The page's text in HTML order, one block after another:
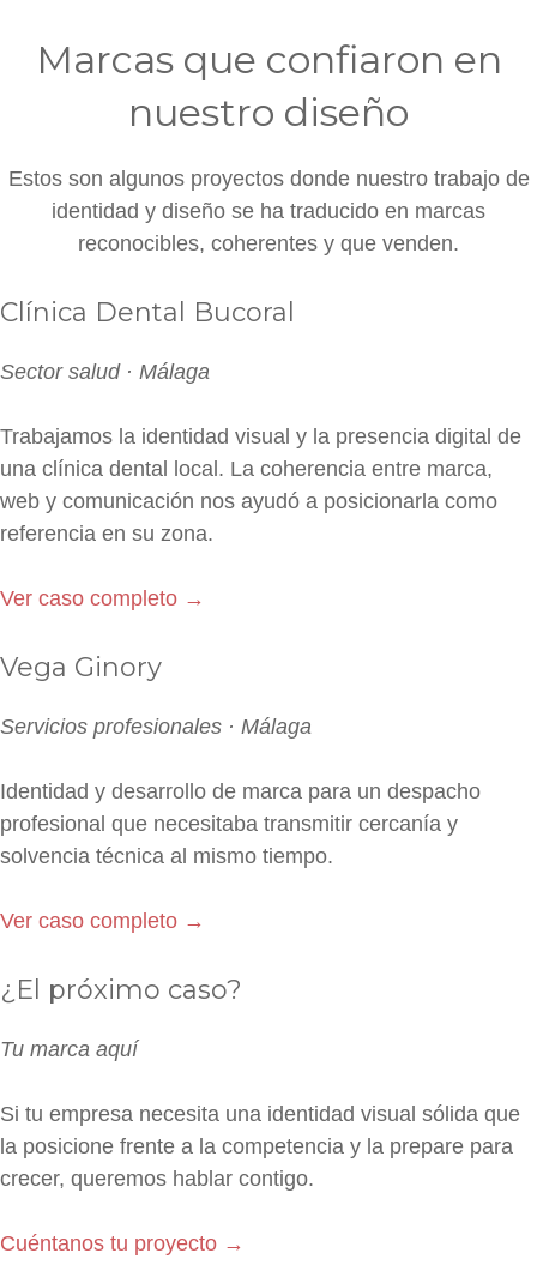
Marcas que confiaron en
nuestro diseño
Estos son algunos proyectos donde nuestro trabajo de
identidad y diseño se ha traducido en marcas
reconocibles, coherentes y que venden.
Clínica Dental Bucoral
Sector salud · Málaga
Trabajamos la identidad visual y la presencia digital de
una clínica dental local. La coherencia entre marca,
web y comunicación nos ayudó a posicionarla como
referencia en su zona.
Ver caso completo →
Vega Ginory
Servicios profesionales · Málaga
Identidad y desarrollo de marca para un despacho
profesional que necesitaba transmitir cercanía y
solvencia técnica al mismo tiempo.
Ver caso completo →
¿El próximo caso?
Tu marca aquí
Si tu empresa necesita una identidad visual sólida que
la posicione frente a la competencia y la prepare para
crecer, queremos hablar contigo.
Cuéntanos tu proyecto →